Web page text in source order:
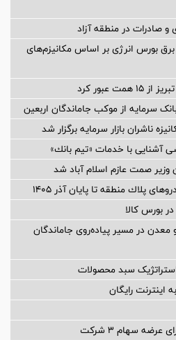
صادرات در منطقه آزاد
هر ۳ تابلوی برق بورس انرژی بر اساس مکانیزم‌های
عبور کرد
سرمایه از موکب جاماندگان اربعین
ناشران بازار سرمایه برگزار شد
آشنایی با خدمات «تیم بانك»
وزیر صمت عازم اسلام آباد شد
پلاك منطقه تا پایان آذر ۱۴۰۵
بورس کالا
در مسیر پیاده‌روی جاماندگان
سبد محصولات
اینترنت رایگان
سهام ۳ شرکت